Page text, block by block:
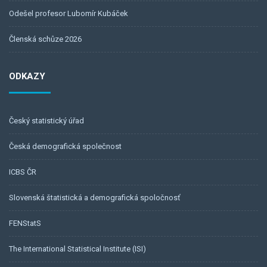
Odešel profesor Lubomír Kubáček
Členská schůze 2026
ODKAZY
Český statistický úřad
Česká demografická společnost
ICBS ČR
Slovenská štatistická a demografická spoločnosť
FENStatS
The International Statistical Institute (ISI)